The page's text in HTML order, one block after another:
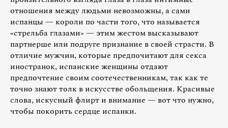
отношения между людьми невозможны, а сами
испанцы — короли по части того, что называется
«стрельба глазами» — этим жестом высказывают
партнерше или подруге признание в своей страсти. В
отличие мужчин, которые предпочитают для секса
иностранок, испанские женщины отдают
предпочтение своим соотечественникам, так как те
точно знают толк в искусстве обольщения. Красивые
слова, искусный флирт и внимание — вот что нужно,
чтобы покорить сердце испанки.